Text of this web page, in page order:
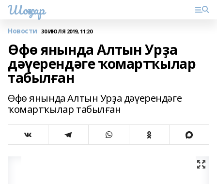
Шоңҡар
Новости 30 ИЮЛЯ 2019, 11:20
Өфө янында Алтын Урҙа
дәүерендәге ҡомартҡылар
табылған
Өфө янында Алтын Урҙа дәүерендәге
ҡомартҡылар табылған